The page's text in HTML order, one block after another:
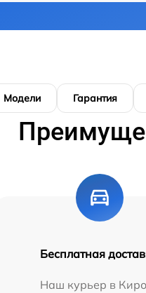
Модели Гарантия
Бесплатная
Наш курьер в